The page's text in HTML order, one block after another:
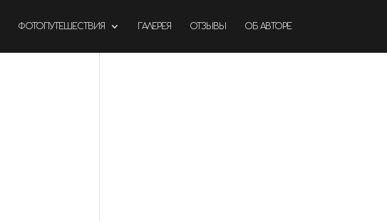
ФОТОПУТЕШЕСТВИЯ ГАЛЕРЕЯ ОТЗЫВЫ ОБ АВТОРЕ